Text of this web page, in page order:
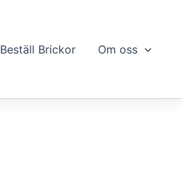
Beställ Brickor Om oss